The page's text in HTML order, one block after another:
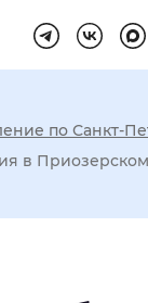
по Санкт-
в